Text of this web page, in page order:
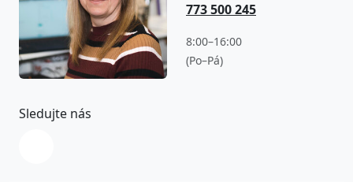
773 500 245
8:00–16:00
(Po–Pá)
Sledujte nás